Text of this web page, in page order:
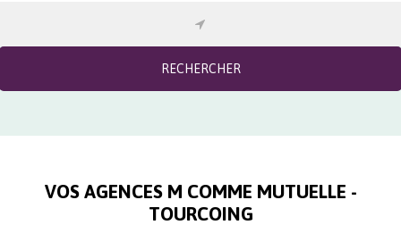
RECHERCHER
VOS AGENCES M COMME MUTUELLE -
TOURCOING